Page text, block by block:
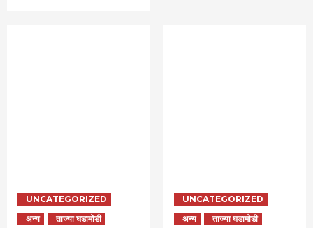
UNCATEGORIZED
अन्य
ताज्या घडामोडी
UNCATEGORIZED
अन्य
ताज्या घडामोडी